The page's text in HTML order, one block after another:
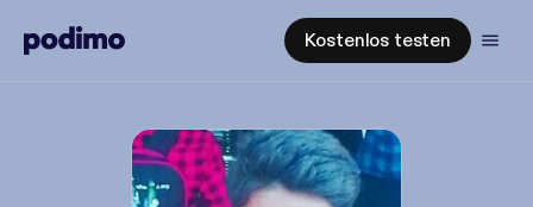
Kostenlos testen